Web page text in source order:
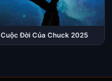
Cuộc Đời Của Chuck 2025